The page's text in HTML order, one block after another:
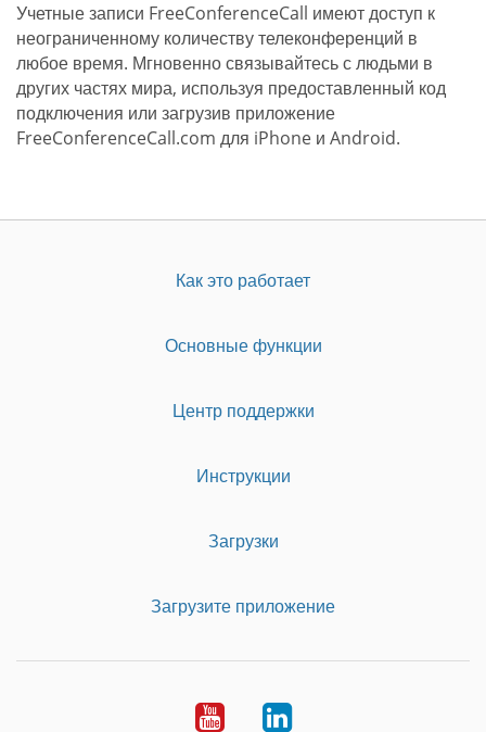
Учетные записи FreeConferenceCall имеют доступ к
неограниченному количеству телеконференций в
любое время. Мгновенно связывайтесь с людьми в
других частях мира, используя предоставленный код
подключения или загрузив приложение
FreeConferenceCall.com для iPhone и Android.
Как это работает
Основные функции
Центр поддержки
Инструкции
Загрузки
Загрузите приложение
YoutubeLinkedIn